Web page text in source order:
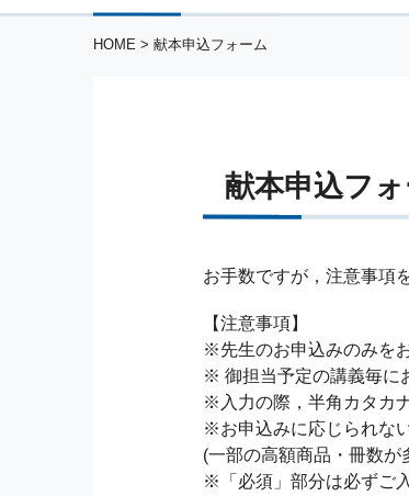
HOME > 献本申込フォーム
献本申込フ
お手数ですが，注意事項
【注意事項】
※先生のお申込みのみを
※ 御担当予定の講義毎に
※入力の際，半角カタカ
※お申込みに応じられな
(一部の高額商品・冊数
※「必須」部分は必ずご